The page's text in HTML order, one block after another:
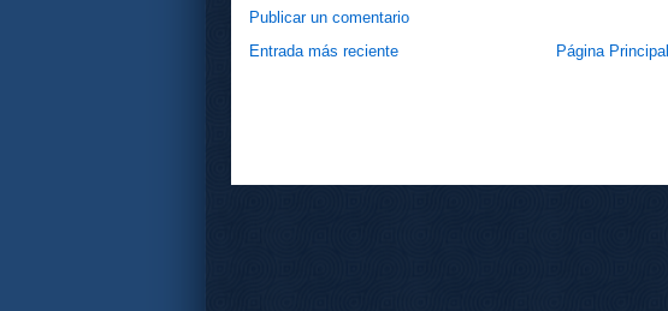
Publicar un comentario
Entrada más reciente
Página Principal